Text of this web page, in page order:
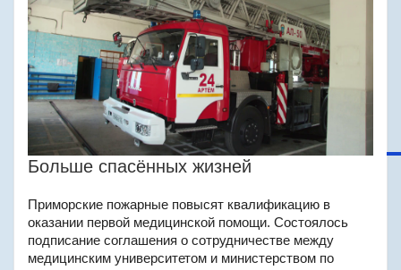
Больше спасённых жизней
Приморские пожарные повысят квалификацию в
оказании первой медицинской помощи. Состоялось
подписание соглашения о сотрудничестве между
медицинским университетом и министерством по